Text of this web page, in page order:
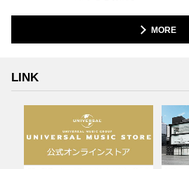
MORE
LINK